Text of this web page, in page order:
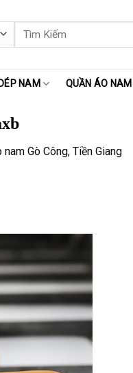
Tìm
kiếm:
DÉP NAM QUẦN ÁO NAM
nam Gò Công, Tiền Giang